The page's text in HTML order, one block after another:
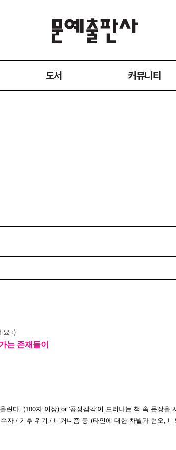
도서 커뮤니티
요 :)
는 존재들이
다. (100자 이상) or '공정감각'이 드러나는 책 속 문장을
자 / 기후 위기 / 비거니즘 등 (타인에 대한 차별과 혐오,